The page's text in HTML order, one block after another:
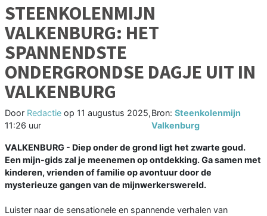
STEENKOLENMIJN
VALKENBURG: HET
SPANNENDSTE
ONDERGRONDSE DAGJE UIT IN
VALKENBURG
Door Redactie op 11 augustus 2025,
11:26 uur
Bron:Steenkolenmijn
Valkenburg
VALKENBURG - Diep onder de grond ligt het zwarte goud.
Een mijn-gids zal je meenemen op ontdekking. Ga samen met
kinderen, vrienden of familie op avontuur door de
mysterieuze gangen van de mijnwerkerswereld.
Luister naar de sensationele en spannende verhalen van